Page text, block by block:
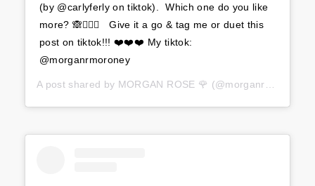
(by @carlyferly on tiktok). ⁣ Which one do you like
more? 🙈🤸🏼‍♀️ ⁣ ⁣ Give it a go & tag me or duet this
post on tiktok!!! ❤️❤️❤️⁣ My tiktok:
@morganrmoroney
A post shared by MORGAN ROSE 🌹 (@morganrosemoroney) on